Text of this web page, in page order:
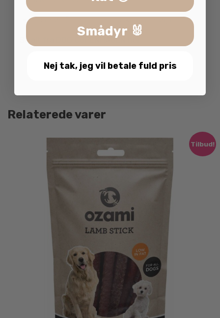
Tilbehør: D-ring til linetaske eller nøgler
Se alt fra DOG COPENHAGEN her
Relaterede varer
Tilbud!
Smådyr 🐰
Nej tak, jeg vil betale fuld pris